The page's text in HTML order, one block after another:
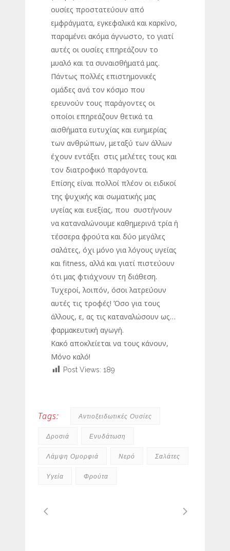
ουσίες προστατεύουν από
εμφράγματα, εγκεφαλικά και καρκίνο,
παραμένει ακόμα άγνωστο, το γιατί
αυτές οι ουσίες επηρεάζουν το
μυαλό και τα συναισθήματά μας.
Πάντως πολλές επιστημονικές
ομάδες ανά τον κόσμο που
ερευνούν τους παράγοντες οι
οποίοι επηρεάζουν θετικά τα
αισθήματα ευτυχίας και ευημερίας
των ανθρώπων, μεταξύ των άλλων
έχουν εντάξει στις μελέτες τους και
τον διατροφικό παράγοντα.
Επίσης είναι πολλοί πλέον οι ειδικοί
της ψυχικής και σωματικής μας
υγείας και ευεξίας, που συστήνουν
να καταναλώνουμε καθημερινά τρία ή
τέσσερα φρούτα και δύο μεγάλες
σαλάτες, όχι μόνο για λόγους υγείας
και fitness, αλλά και γιατί πιστεύουν
ότι μας φτιάχνουν τη διάθεση.
Τυχεροί, λοιπόν, όσοι λατρεύουν
αυτές τις τροφές! Όσο για τους
άλλους, ε, ας τις καταναλώσουν ως…
φαρμακευτική αγωγή.
Κακό αποκλείεται να τους κάνουν,
Μόνο καλό!
Post Views: 189
Tags: Αντιοξειδωτικές Ουσίες
Δροσιά Ενυδάτωση
Λάμψη Ομορφιά Νερό Σαλάτες
Υγεία Φρούτα